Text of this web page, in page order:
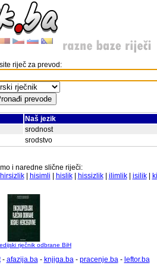
riječ za prevod:
Naš jezik
srodnost
srodstvo
i naredne slične riječi:
hirsizlik| hisimli hislik| hissizlik| ilimlik| isilik|
rječnik odbrane BiH
- afazija.ba- knjiga.ba- pracenje.ba- leftor.ba